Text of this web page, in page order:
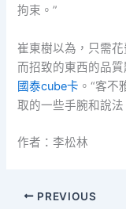
拘束。”
崔東樹以為，只需
而招致的東西的品
國泰cube卡 。“客
取的一些手腕和說法
作者：李松林
PREVIOUS